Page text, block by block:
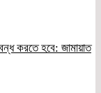
করতে হবে: জামায়াত